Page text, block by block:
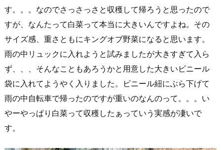
す。。。なのでさっさっさと収穫して帰ろうと思ったので
すが、なんたって白菜って本当に大きいんですよね。その
サイズ感、重さともにキングオブ野菜になると思います。
雨の中リュックに入れようと試みましたが大きすぎて入ら
ず、、、そんなこともあろうかと用意した大きいビニール
袋に入れてようやく入りました。ビニール紐にぶら下げて
雨の中自転車で帰ったのですが重いのなんのって。。。い
やーやっぱり白菜って収穫したぁっていう実感が凄いで
す。